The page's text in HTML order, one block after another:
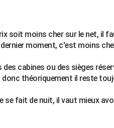
soit moins cher sur le net, il
moment, c'est moins
des cabines ou des sièges
théoriquement il reste
se fait de nuit, il vaut mieux